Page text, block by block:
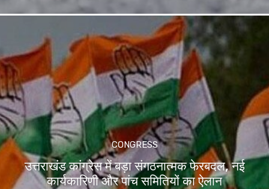
CONGRESS
उत्तराखंड कांग्रेस में बड़ा संगठनात्मक फेरबदल, नई
कार्यकारिणी और पांच समितियों का ऐलान